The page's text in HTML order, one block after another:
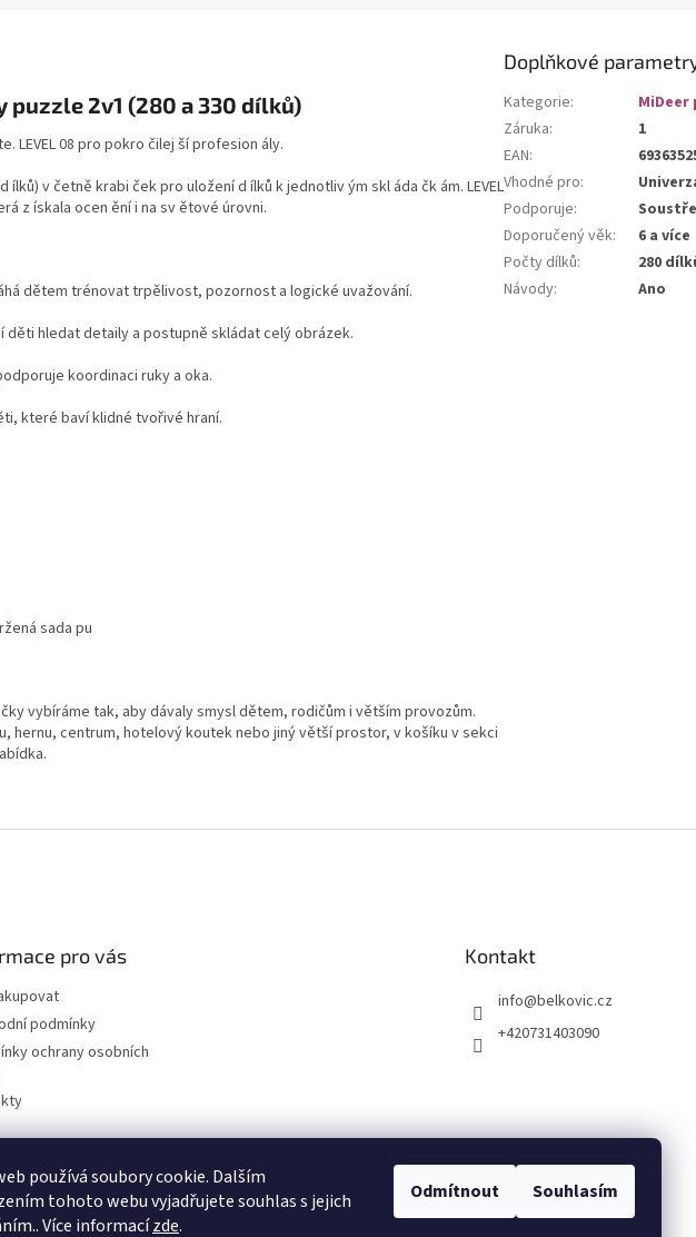
používá soubory cookie. Dalším
tohoto webu vyjadřujete souhlas s jejich
Více informacízde.
Odmítnout Souhlasím
puzzle 2v1 (280 a 330 dílků)
LEVEL 08 pro pokro čilej ší profesion ály.
ílků) v četně krabi ček pro uložení d ílků k jednotliv ým skl áda čk ám. LEVEL
z ískala ocen ění i na sv ětové úrovni.
dětem trénovat trpělivost, pozornost a logické uvažování.
děti hledat detaily a postupně skládat celý obrázek.
koordinaci ruky a oka.
které baví klidné tvořivé hraní.
sada pu
vybíráme tak, aby dávaly smysl dětem, rodičům i větším provozům.
hernu, centrum, hotelový koutek nebo jiný větší prostor, v košíku v sekci
Doplňkové
Kategorie:
MiDeer
Záruka:
1
EAN:
Vhodné pro:
Podporuje:
Doporučený věk:
6 a více
Počty dílků:
280
Návody: Ano
pro vás
podmínky
ochrany osobních
Kontakt
info@belkovic.cz
+420731403090